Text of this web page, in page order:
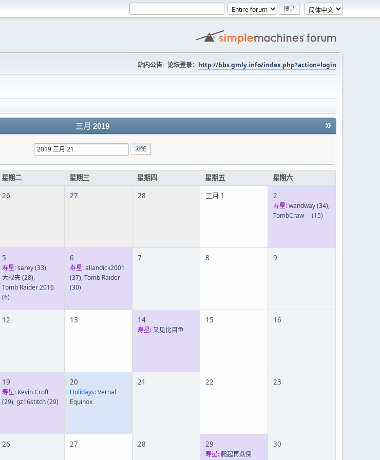
站内公告: 论坛登录： http://bbs.gmly.info/index.php?action=login
»
三月 2019
星期二 星期三 星期四 星期五 星期六
26 27 28 三月 1 2
寿星:wandway(34),
TombCraw
(15)
5
寿星:sarey(33),
大眼夹(28),
Tomb Raider 2016
(6)
6
寿星:allandick2001
(37),Tomb Raider
(30)
7 8 9
12 13 14
寿星: 又见比目鱼
15 16
19
寿星: Kevin Croft
(29),gz16stitch(29)
20
Holidays:Vernal
Equinox
21 22 23
26 27 28 29
寿星:爬起再跌倒
30